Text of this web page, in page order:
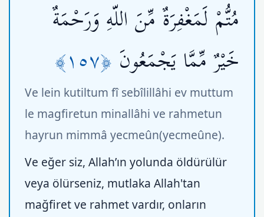
مُتُّمْ لَمَغْفِرَةٌ مِّنَ اللّهِ وَرَحْمَةٌ
خَيْرٌ مِّمَّا يَجْمَعُونَ ﴿١٥٧﴾
Ve lein kutiltum fî sebîlillâhi ev muttum
le magfiretun minallâhi ve rahmetun
hayrun mimmâ yecmeûn(yecmeûne).
Ve eğer siz, Allah’ın yolunda öldürülür
veya ölürseniz, mutlaka Allah'tan
mağfiret ve rahmet vardır, onların